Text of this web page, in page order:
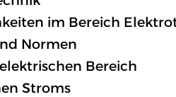
im Bereich
Normen
Bereich
Stroms